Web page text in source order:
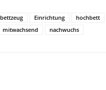
bettzeug Einrichtung hochbett
mitwachsend nachwuchs